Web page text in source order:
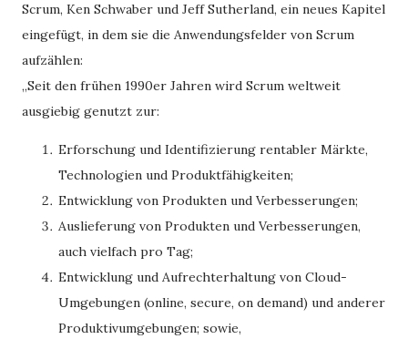
Scrum, Ken Schwaber und Jeff Sutherland, ein neues Kapitel
eingefügt, in dem sie die Anwendungsfelder von Scrum
aufzählen:
„Seit den frühen 1990er Jahren wird Scrum weltweit
ausgiebig genutzt zur:
Erforschung und Identifizierung rentabler Märkte,
Technologien und Produktfähigkeiten;
Entwicklung von Produkten und Verbesserungen;
Auslieferung von Produkten und Verbesserungen,
auch vielfach pro Tag;
Entwicklung und Aufrechterhaltung von Cloud-
Umgebungen (online, secure, on demand) und anderer
Produktivumgebungen; sowie,